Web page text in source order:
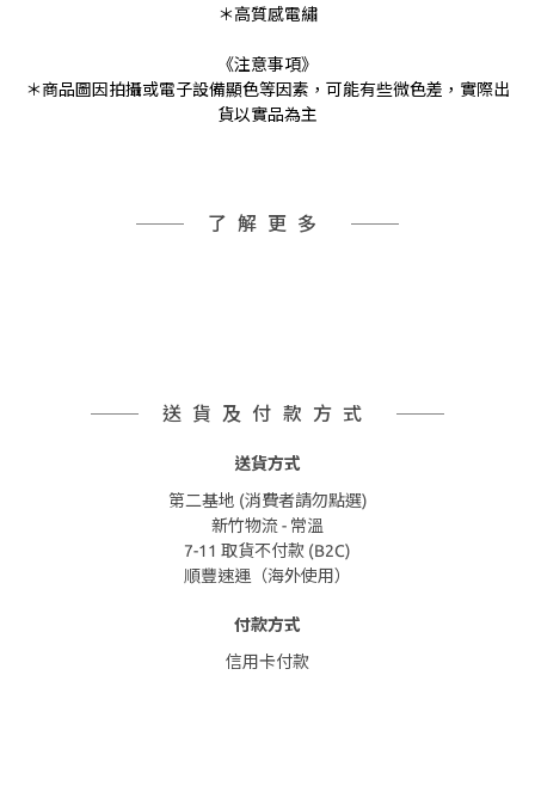
＊高質感電繡
《注意事項》
＊商品圖因拍攝或電子設備顯色等因素，可能有些微色差，實際出
貨以實品為主
了解更多
送貨及付款方式
送貨方式
第二基地 (消費者請勿點選)
新竹物流 - 常溫
7-11 取貨不付款 (B2C)
順豐速運（海外使用）
付款方式
信用卡付款